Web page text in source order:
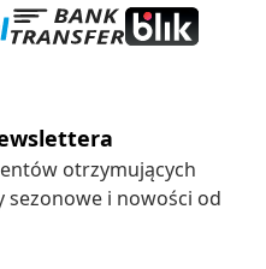
otrzymujących
i nowości od